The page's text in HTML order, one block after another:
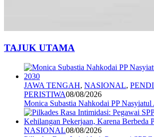
TAJUK UTAMA
JAWA TENGAH, NASIONAL,
PERISTIWA08/08/2026
Monica Subastia Nahkodai PP
NASIONAL08/08/2026